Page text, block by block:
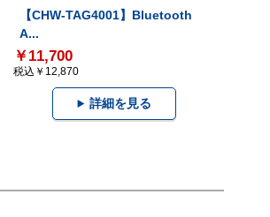
【CHW-TAG4001】Bluetooth
A...
￥11,700
税込￥12,870
詳細を見る